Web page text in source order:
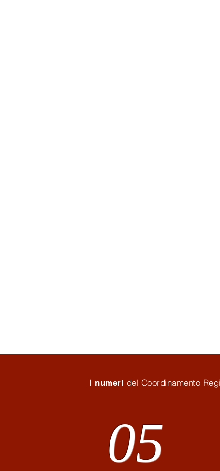
I numeri del Coordinamento
05